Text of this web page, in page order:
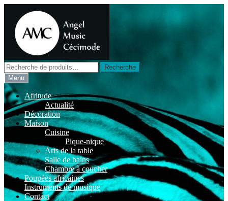
navigation
contenu
Recherche
pour :
Recherche
Menu
Afritude
Actualité
Décoration
Maison
Cuisine
Pique-nique
Arts de la table
Salle de bains
Chambre à coucher
Poupées africaines
Instruments de musique
Contact